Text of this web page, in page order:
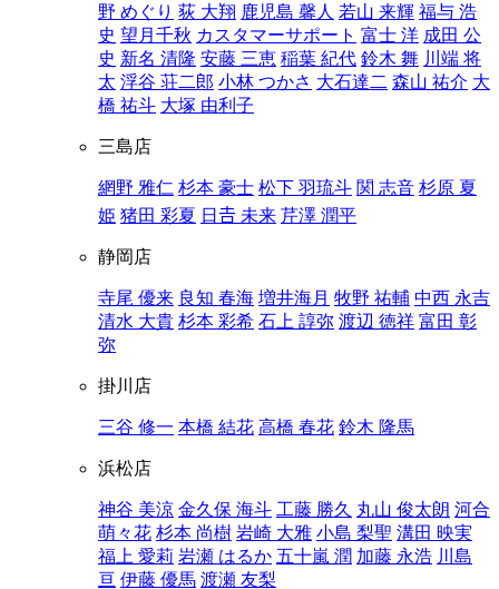
野 めぐり 荻 大翔 鹿児島 馨人 若山 来輝 福与 浩
史 望月千秋 カスタマーサポート 富士 洋 成田 公
史 新名 清隆 安藤 三恵 稲葉 紀代 鈴木 舞 川端 将
太 浮谷 荘二郎 小林 つかさ 大石達二 森山 祐介 大
橋 祐斗 大塚 由利子
三島店
網野 雅仁 杉本 豪士 松下 羽琉斗 関 志音 杉原 夏
姫 猪田 彩夏 日𠮷 未来 芹澤 潤平
静岡店
寺尾 優来 良知 春海 増井海月 牧野 祐輔 中西 永吉
清水 大貴 杉本 彩希 石上 諄弥 渡辺 徳祥 富田 彰
弥
掛川店
三谷 修一 本橋 結花 高橋 春花 鈴木 隆馬
浜松店
神谷 美涼 金久保 海斗 工藤 勝久 丸山 俊太朗 河合
萌々花 杉本 尚樹 岩崎 大雅 小島 梨聖 溝田 映実
福上 愛莉 岩瀬 はるか 五十嵐 潤 加藤 永浩 川島
亘 伊藤 優馬 渡瀬 友梨